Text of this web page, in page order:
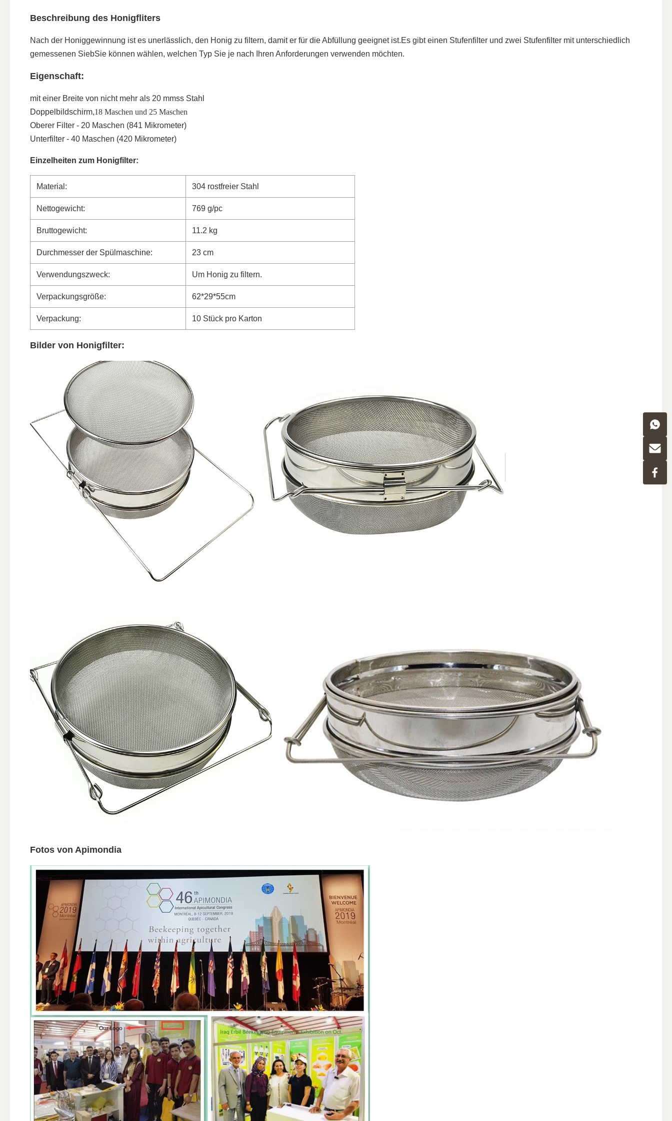
Beschreibung des Honigfliters
Nach der Honiggewinnung ist es unerlässlich, den Honig zu filtern, damit er für die Abfüllung geeignet ist.Es gibt einen Stufenfilter und zwei Stufenfilter mit unterschiedlich
gemessenen SiebSie können wählen, welchen Typ Sie je nach Ihren Anforderungen verwenden möchten.
Eigenschaft:
mit einer Breite von nicht mehr als 20 mmss Stahl
Doppelbildschirm,18 Maschen und 25 Maschen
Oberer Filter - 20 Maschen (841 Mikrometer)
Unterfilter - 40 Maschen (420 Mikrometer)
Einzelheiten zum Honigfilter:
Material: 304 rostfreier Stahl
Nettogewicht: 769 g/pc
Bruttogewicht: 11.2 kg
Durchmesser der Spülmaschine: 23 cm
Verwendungszweck: Um Honig zu filtern.
Verpackungsgröße: 62*29*55cm
Verpackung: 10 Stück pro Karton
Bilder von Honigfilter:
Fotos von Apimondia